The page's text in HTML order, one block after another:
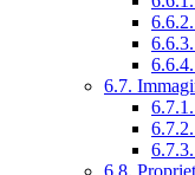
6.7.
6.8.